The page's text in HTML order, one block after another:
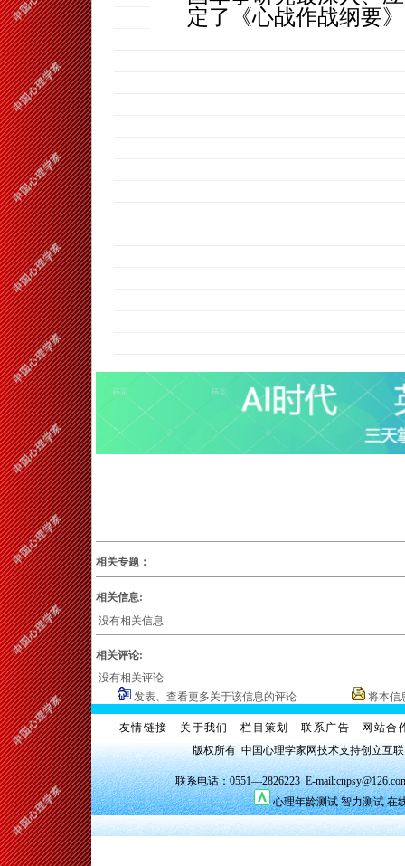
定了《心战作战纲要
相关专题：
相关信息:
没有相关信息
相关评论:
没有相关评论
发表、查看更多关于该信息的评论
将本信
友情链接 关于我们 栏目策划 联系广告
网站合
版权所有 中国心理学家网技术支持创立互
联系电话：0551—2826223 E-
心理年龄测试 智力测试 在